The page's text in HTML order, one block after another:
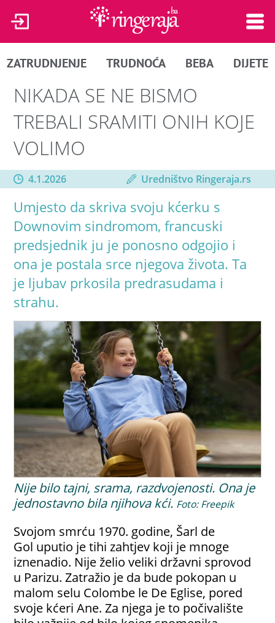
ZATRUDNJENJE TRUDNOĆA BEBA DIJETE
NIKADA SE NE BISMO
TREBALI SRAMITI ONIH KOJE
VOLIMO
4.1.2026 Uredništvo Ringeraja.rs
Umjesto da skriva svoju kćerku s
Downovim sindromom, francuski
predsjednik ju je ponosno odgojio i
ona je postala srce njegova života. Ta
je ljubav prkosila predrasudama i
strahu.
Nije bilo tajni, srama, razdvojenosti. Ona je
jednostavno bila njihova kći. Foto: Freepik
Svojom smrću 1970. godine, Šarl de
Gol uputio je tihi zahtjev koji je mnoge
iznenadio. Nije želio veliki državni sprovod
u Parizu. Zatražio je da bude pokopan u
malom selu Colombe le De Eglise, pored
svoje kćeri Ane. Za njega je to počivalište